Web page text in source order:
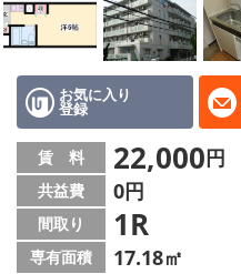
スタッフ
店舗情報·アクセス
会社概要
メールでお問い合わせ
お気に入り
登録
賃 料 22,000円
共益費 0円
間取り 1R
専有面積 17.18㎡